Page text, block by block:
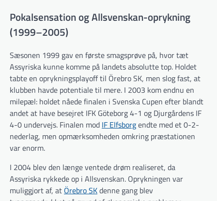
Pokalsensation og Allsvenskan-oprykning
(1999–2005)
Sæsonen 1999 gav en første smagsprøve på, hvor tæt
Assyriska kunne komme på landets absolutte top. Holdet
tabte en oprykningsplayoff til Örebro SK, men slog fast, at
klubben havde potentiale til mere. I 2003 kom endnu en
milepæl: holdet nåede finalen i Svenska Cupen efter blandt
andet at have besejret IFK Göteborg 4-1 og Djurgårdens IF
4-0 undervejs. Finalen mod IF Elfsborgendte med et 0-2-
nederlag, men opmærksomheden omkring præstationen
var enorm.
I 2004 blev den længe ventede drøm realiseret, da
Assyriska rykkede op i Allsvenskan. Oprykningen var
muliggjort af, at Örebro SKdenne gang blev